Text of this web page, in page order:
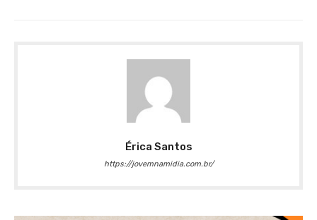
Érica Santos
https://jovemnamidia.com.br/